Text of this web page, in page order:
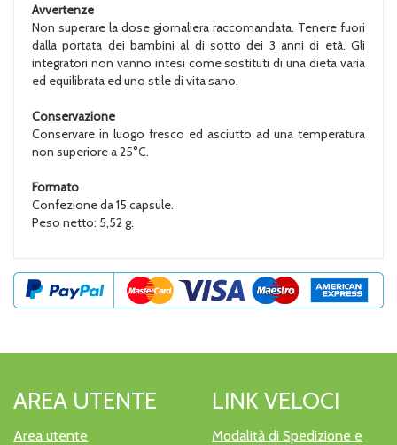
Avvertenze
Non superare la dose giornaliera raccomandata. Tenere fuori
dalla portata dei bambini al di sotto dei 3 anni di età. Gli
integratori non vanno intesi come sostituti di una dieta varia
ed equilibrata ed uno stile di vita sano.
Conservazione
Conservare in luogo fresco ed asciutto ad una temperatura
non superiore a 25°C.
Formato
Confezione da 15 capsule.
Peso netto: 5,52 g.
AREA UTENTE
Area utente
LINK VELOCI
Modalità di Spedizione e